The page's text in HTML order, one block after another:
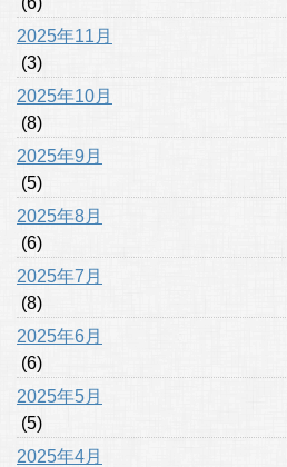
2025年11月
(3)
2025年10月
(8)
2025年9月
(5)
2025年8月
(6)
2025年7月
(8)
2025年6月
(6)
2025年5月
(5)
2025年4月